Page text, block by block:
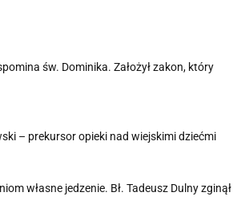
św. Dominika. Założył zakon, który
– prekursor opieki nad wiejskimi dziećmi
własne jedzenie. Bł. Tadeusz Dulny zginął